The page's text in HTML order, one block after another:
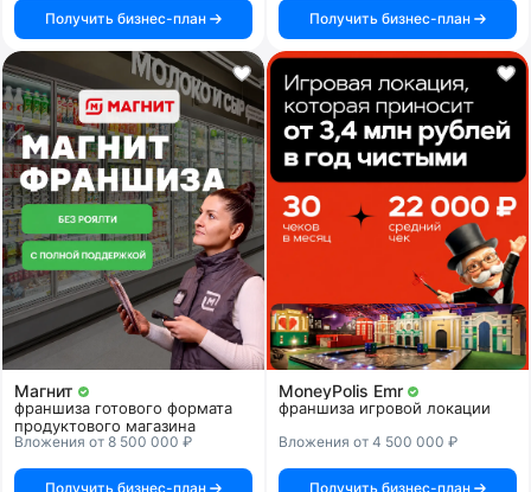
Получить бизнес-план
Получить бизнес-план
Магнит
франшиза готового формата
продуктового магазина
Вложения от 8 500 000 ₽
Получить бизнес-план
MoneyPolis Emr
франшиза игровой локации
Вложения от 4 500 000 ₽
Получить бизнес-план